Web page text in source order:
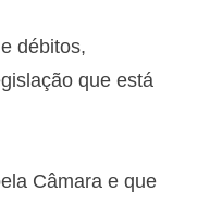
débitos,
que está
Câmara e que